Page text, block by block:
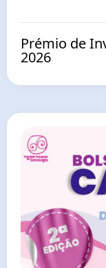
Prémio de
2026